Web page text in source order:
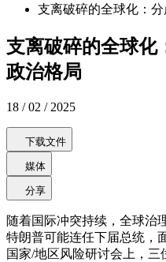
支离破碎的全球化：
支离破碎的全球化
政治格局
18 / 02 / 2025
下载文件
媒体
分享
随着国际冲突持续，全球治
特朗普可能连任下届总统，
国家/地区风险研讨会上，